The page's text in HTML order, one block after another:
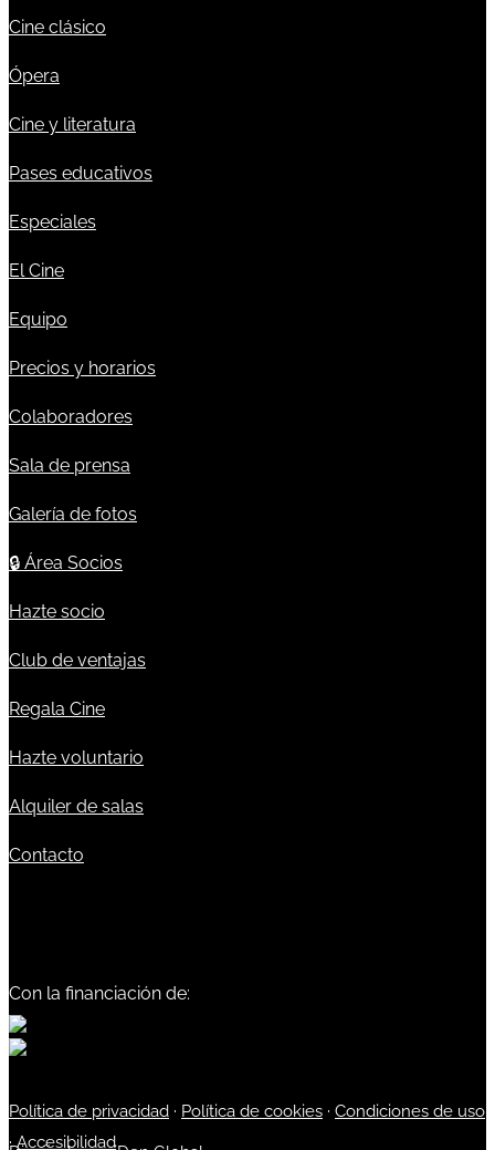
Cine clásico
Ópera
Cine y literatura
Pases educativos
Especiales
El Cine
Equipo
Precios y horarios
Colaboradores
Sala de prensa
Galería de fotos
🔒 Área Socios
Hazte socio
Club de ventajas
Regala Cine
Hazte voluntario
Alquiler de salas
Contacto
Con la financiación de:
Política de privacidad · Política de cookies · Condiciones de uso
·Accesibilidad